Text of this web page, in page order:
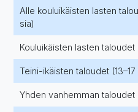
Alle kouluikäisten lasten
sia)
Kouluikäisten lasten taloudet
Teini-ikäisten taloudet (13–17
Yhden vanhemman taloudet